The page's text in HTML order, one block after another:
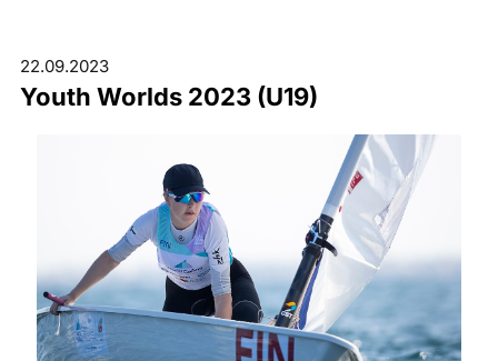
22.09.2023
Youth Worlds 2023 (U19)